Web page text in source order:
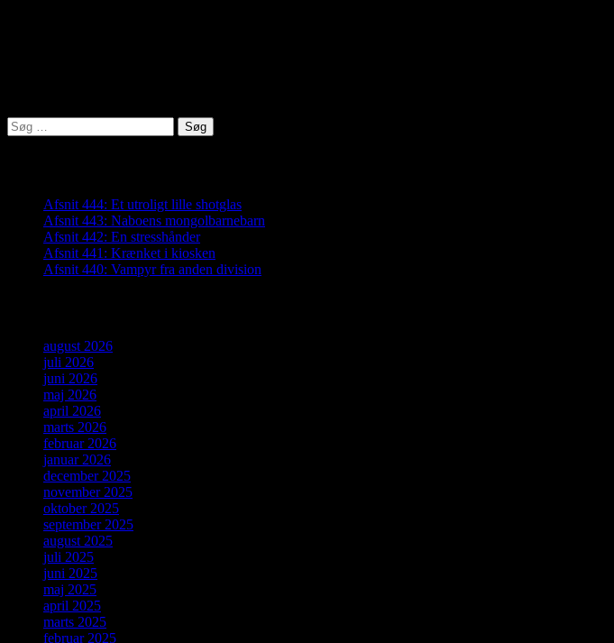
Søg
efter:
Afsnit 444: Et utroligt lille shotglas
Afsnit 443: Naboens mongolbarnebarn
Afsnit 442: En stresshånder
Afsnit 441: Krænket i kiosken
Afsnit 440: Vampyr fra anden division
august 2026
juli 2026
juni 2026
maj 2026
april 2026
marts 2026
februar 2026
januar 2026
december 2025
november 2025
oktober 2025
september 2025
august 2025
juli 2025
juni 2025
maj 2025
april 2025
marts 2025
februar 2025